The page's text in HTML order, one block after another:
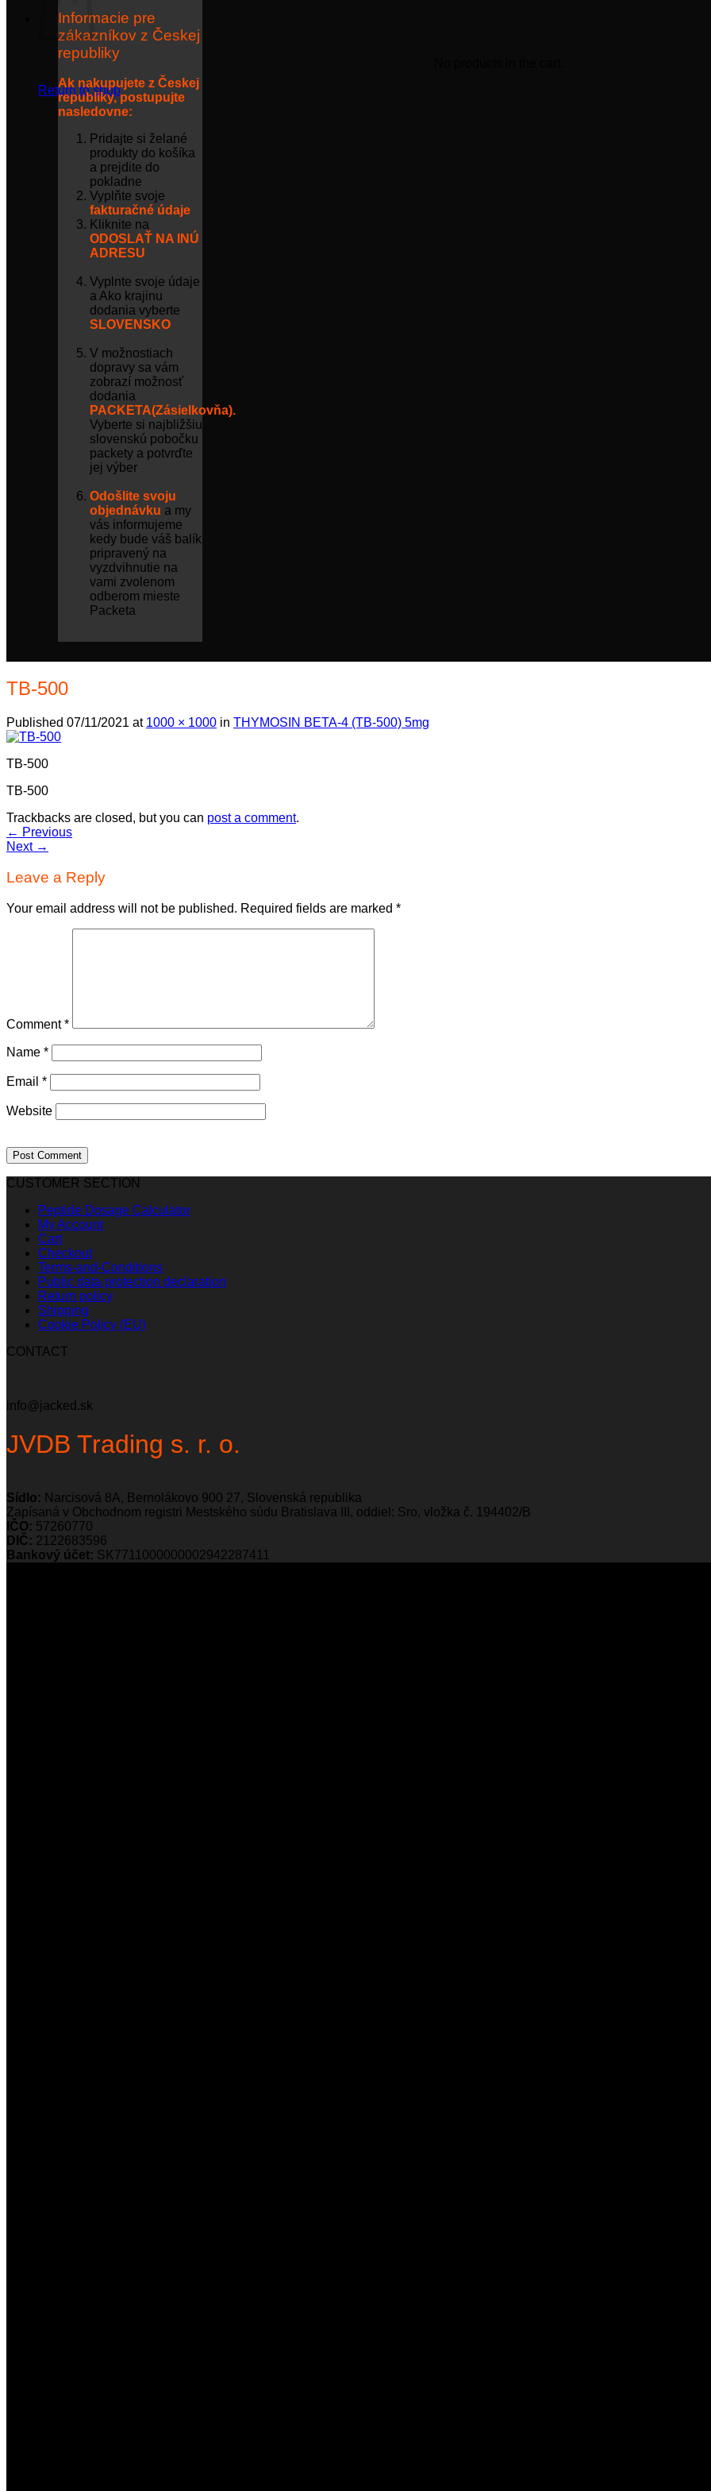
Return to shop
Informacie pre
zákazníkov z Českej
republiky
Ak nakupujete z Českej
republiky, postupujte
nasledovne:
Pridajte si želané
produkty do košíka
a prejdite do
pokladne
Vyplňte svoje
fakturačné údaje
Kliknite na
ODOSLAŤ NA INÚ
ADRESU
Vyplnte svoje údaje
a Ako krajinu
dodania vyberte
SLOVENSKO
V možnostiach
dopravy sa vám
zobrazí možnosť
dodania
PACKETA(Zásielkovňa).
Vyberte si najbližšiu
slovenskú pobočku
packety a potvrďte
jej výber
Odošlite svoju
objednávku a my
vás informujeme
kedy bude váš balík
pripravený na
vyzdvihnutie na
vami zvolenom
odberom mieste
Packeta
TB-500
Published 07/11/2021 at 1000 × 1000 in THYMOSIN BETA-4 (TB-500) 5mg
TB-500
TB-500
Trackbacks are closed, but you can post a comment.
← Previous
Next →
Leave a Reply
Your email address will not be published. Required fields are marked *
Comment*
Name *
Email *
Website
CUSTOMER SECTION
Peptide Dosage Calculator
My Account
Cart
Checkout
Terms-and-Conditions
Public data protection declaration
Return policy
Shipping
Cookie Policy (EU)
CONTACT
info@jacked.sk
JVDB Trading s. r. o.
Sídlo: Narcisová 8A, Bernolákovo 900 27, Slovenská republika
Zapísaná v Obchodnom registri Mestského súdu Bratislava III, oddiel: Sro, vložka č. 194402/B
IČO: 57260770
DIČ: 2122683596
Bankový účet: SK7711000000002942287411